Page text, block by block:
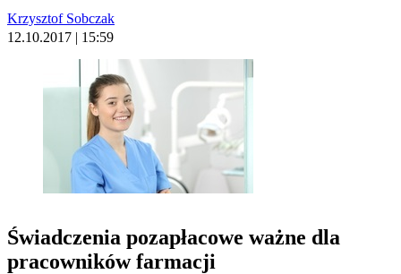
Krzysztof Sobczak
12.10.2017 | 15:59
Świadczenia pozapłacowe ważne dla
pracowników farmacji